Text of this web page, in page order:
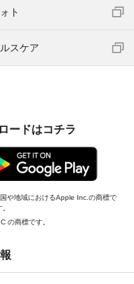
ト
スケア
ードはコチラ
や地域におけるApple Inc.の商標で
の商標です。